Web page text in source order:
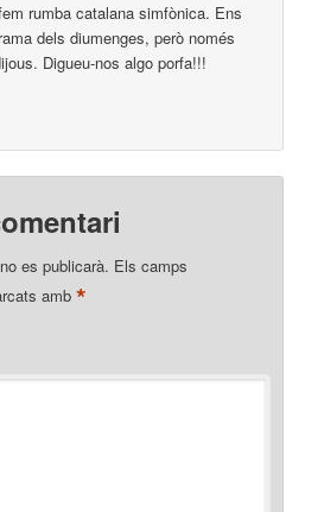
rumba catalana simfònica. Ens
dels diumenges, però només
Digueu-nos algo porfa!!!
es publicarà. Els camps
amb*